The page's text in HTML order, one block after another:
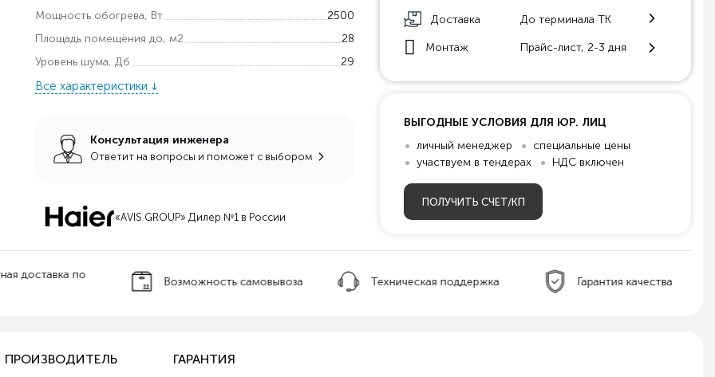
Мощность обогрева, Вт
2500
Площадь помещения до, м2
28
Уровень шума, Дб
29
Все характеристики
Консультация инженера
Ответит на вопросы и поможет с выбором
«AVIS GROUP» Дилер №1 в России
Доставка До терминала ТК
Монтаж Прайс-лист, 2-3 дня
ВЫГОДНЫЕ УСЛОВИЯ ДЛЯ ЮР. ЛИЦ
личный менеджер
специальные цены
участвуем в тендерах
НДС включен
ПОЛУЧИТЬ СЧЕТ/КП
по
Возможность самовывоза Техническая поддержка Гарантия качества
ПРОИЗВОДИТЕЛЬ ГАРАНТИЯ